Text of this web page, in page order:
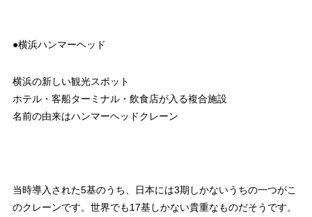
●横浜ハンマーヘッド
横浜の新しい観光スポット
ホテル・客船ターミナル・飲食店が入る複合施設
名前の由来はハンマーヘッドクレーン
当時導入された5基のうち、日本には3期しかないうちの一つがこ
のクレーンです。世界でも17基しかない貴重なものだそうです。